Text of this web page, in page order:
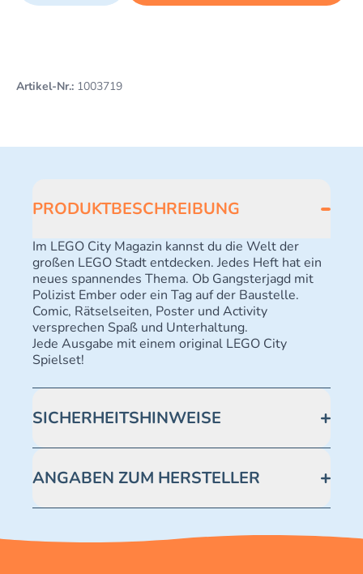
Artikel-Nr.: 1003719
PRODUKTBESCHREIBUNG
Im LEGO City Magazin kannst du die Welt der
großen LEGO Stadt entdecken. Jedes Heft hat ein
neues spannendes Thema. Ob Gangsterjagd mit
Polizist Ember oder ein Tag auf der Baustelle.
Comic, Rätselseiten, Poster und Activity
versprechen Spaß und Unterhaltung.
Jede Ausgabe mit einem original LEGO City
Spielset!
SICHERHEITSHINWEISE
ANGABEN ZUM HERSTELLER
ocean.de/kundenservice Telefonnummer: 0711
2202990 Seidenstraße 19 70174 Stuttgart